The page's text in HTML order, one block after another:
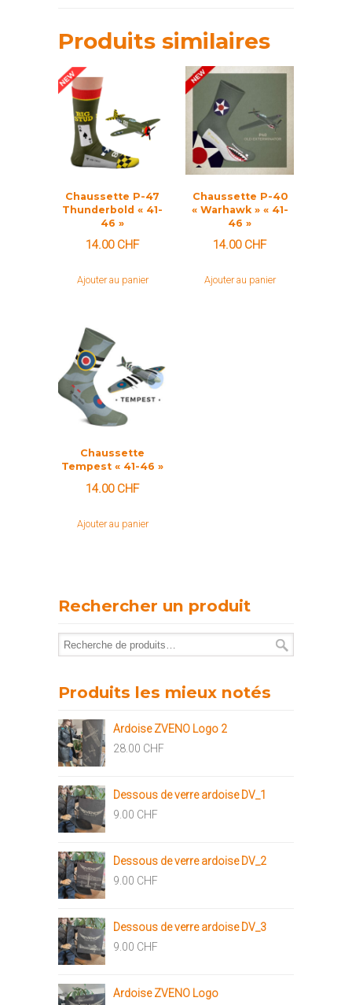
Produits similaires
Chaussette P-47
Thunderbold « 41-
46 »
14.00 CHF
Ajouter au panier
Chaussette P-40
« Warhawk » « 41-
46 »
14.00 CHF
Ajouter au panier
Chaussette
Tempest « 41-46 »
14.00 CHF
Ajouter au panier
Rechercher un produit
Produits les mieux notés
Ardoise ZVENO Logo 2
28.00 CHF
Dessous de verre ardoise DV_1
9.00 CHF
Dessous de verre ardoise DV_2
9.00 CHF
Dessous de verre ardoise DV_3
9.00 CHF
Ardoise ZVENO Logo